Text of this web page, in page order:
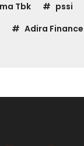
Tbk
pssi
Adira Finance